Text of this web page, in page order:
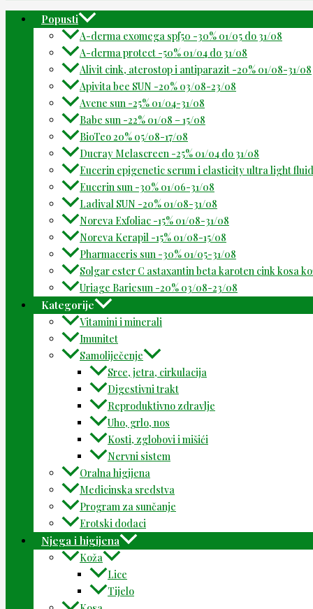
Popusti
A-derma exomega spf50 -30% 01/05 do 31/08
A-derma protect -50% 01/04 do 31/08
Alivit cink, aterostop i antiparazit -20% 01/08-31/08
Apivita bee SUN -20% 03/08-23/08
Avene sun -25% 01/04-31/08
Babe sun -22% 01/08 – 15/08
BioTeo 20% 05/08-17/08
Ducray Melascreen -25% 01/04 do 31/08
Eucerin epigenetic serum i elasticity ultra light
Eucerin sun -30% 01/06-31/08
Ladival SUN -20% 01/08-31/08
Noreva Exfoliac -15% 01/08-31/08
Noreva Kerapil -15% 01/08-15/08
Pharmaceris sun -30% 01/05-31/08
Solgar ester C astaxantin beta karoten cink kosa
Uriage Bariesun -20% 03/08-23/08
Kategorije
Vitamini i minerali
Imunitet
Samoliječenje
Srce, jetra, cirkulacija
Digestivni trakt
Reproduktivno zdravlje
Uho, grlo, nos
Kosti, zglobovi i mišići
Nervni sistem
Oralna higijena
Medicinska sredstva
Program za sunčanje
Erotski dodaci
Njega i higijena
Koža
Lice
Tijelo